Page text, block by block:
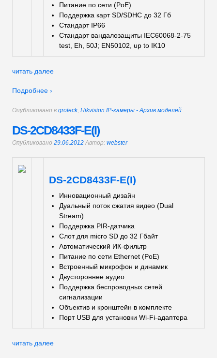
Питание по сети (PoE)
Поддержка карт SD/SDHC до 32 Гб
Стандарт IP66
Стандарт вандалозащиты IEC60068-2-75
test, Eh, 50J; EN50102, up to IK10
читать далее
Подробнее ›
Опубликовано в groteck, Hikvision IP-камеры - Архив моделей
DS-2CD8433F-E(I)
Опубликовано 29.06.2012 Автор: webster
DS-2CD8433F-E(I)
Инновационный дизайн
Дуальный поток сжатия видео (Dual
Stream)
Поддержка PIR-датчика
Слот для micro SD до 32 Гбайт
Автоматический ИК-фильтр
Питание по сети Ethernet (PoE)
Встроенный микрофон и динамик
Двустороннее аудио
Поддержка беспроводных сетей
сигнализации
Объектив и кронштейн в комплекте
Порт USB для установки Wi-Fi-адаптера
читать далее